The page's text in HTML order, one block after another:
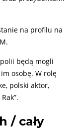
na profilu na
będą mogli
osobę. W rolę
polski aktor,
/ cały